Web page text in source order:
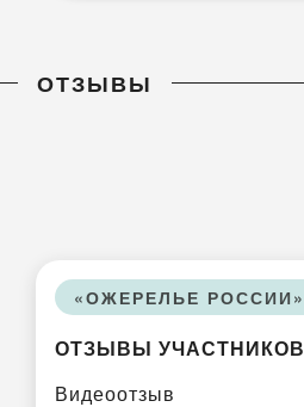
ОТЗЫВЫ
«ОЖЕРЕЛЬЕ РОССИИ»
ОТЗЫВЫ УЧАСТНИКОВ
Видеоотзыв